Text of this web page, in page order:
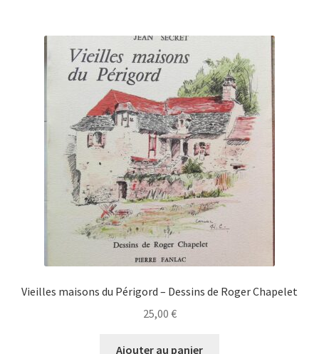
Vieilles maisons du Périgord – Dessins de Roger Chapelet
25,00 €
Ajouter au panier